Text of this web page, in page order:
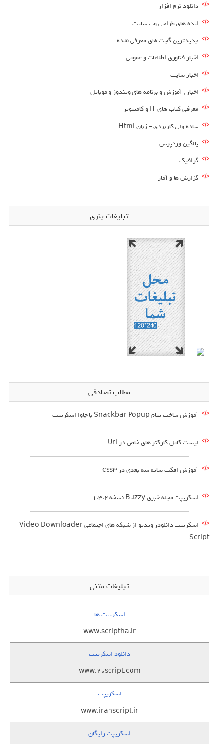
دانلود نرم افزار
ایده های طراحی وب سایت
جدیدترین گجت های معرفی شده
اخبار فناوری اطلاعات و عمومی
اخبار سایت
اخبار , آموزش و برنامه های ویندوز و موبایل
معرفی کتاب های IT و کامپیوتر
ساده ولی کاربردی – زبان Html
پلاگین وردپرس
گرافیک
گزارش ها و آمار
تبلیغات بنری
مطالب تصادفی
آموزش ساخت پیام ‍‍Snackbar Popup با جاوا اسکریپت
لیست کامل کارکتر های خاص در Url
آموزش افکت سایه سه بعدی در css3
اسکریپت مجله خبری Buzzy نسخه 1.3.2
اسکریپت دانلودر ویدیو از شبکه های اجتماعی Video Downloader
Script
تبلیغات متنی
اسکریپت ها
www.scriptha.ir
دانلود اسکریپت
www.20script.com
اسکریپت
www.iranscript.ir
اسکریپت رایگان